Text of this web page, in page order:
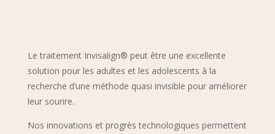
Le traitement Invisalign® peut être une excellente
solution pour les adultes et les adolescents à la
recherche d’une méthode quasi invisible pour améliorer
leur sourire.
Nos innovations et progrès technologiques permettent